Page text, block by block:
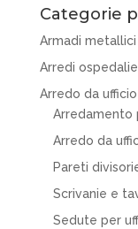
Categorie
Armadi metallici
Arredi
Arredo da ufficio
Arredamento
Arredo da
Pareti
Scrivanie e
Sedute per